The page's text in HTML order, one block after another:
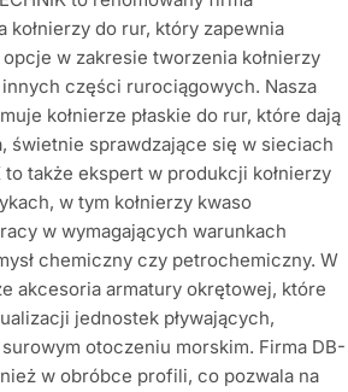
kołnierzy do rur, który zapewnia
opcje w zakresie tworzenia kołnierzy
części rurociągowych. Nasza
kołnierze płaskie do rur, które dają
świetnie sprawdzające się w sieciach
to także ekspert w produkcji kołnierzy
w tym kołnierzy kwaso
w wymagających warunkach
chemiczny czy petrochemiczny. W
akcesoria armatury okrętowej, które
jednostek pływających,
otoczeniu morskim. Firma DB-
w obróbce profili, co pozwala na